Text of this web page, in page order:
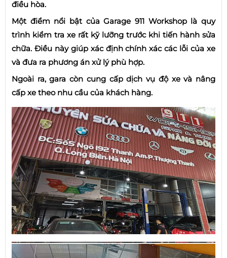
điều hòa.
Một điểm nổi bật của Garage 911 Workshop là quy
trình kiểm tra xe rất kỹ lưỡng trước khi tiến hành sửa
chữa. Điều này giúp xác định chính xác các lỗi của xe
và đưa ra phương án xử lý phù hợp.
Ngoài ra, gara còn cung cấp dịch vụ độ xe và nâng
cấp xe theo nhu cầu của khách hàng.